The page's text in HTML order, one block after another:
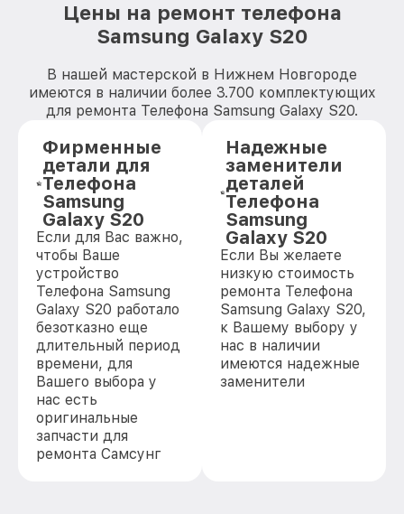
Цены на ремонт телефона
Samsung Galaxy S20
В нашей мастерской в Нижнем Новгороде
имеются в наличии более 3.700 комплектующих
для ремонта Телефона Samsung Galaxy S20.
Фирменные
детали для
Телефона
Samsung
Galaxy S20
Если для Вас важно,
чтобы Ваше
устройство
Телефона Samsung
Galaxy S20 работало
безотказно еще
длительный период
времени, для
Вашего выбора у
нас есть
оригинальные
запчасти для
ремонта Самсунг
Надежные
заменители
деталей
Телефона
Samsung
Galaxy S20
Если Вы желаете
низкую стоимость
ремонта Телефона
Samsung Galaxy S20,
к Вашему выбору у
нас в наличии
имеются надежные
заменители